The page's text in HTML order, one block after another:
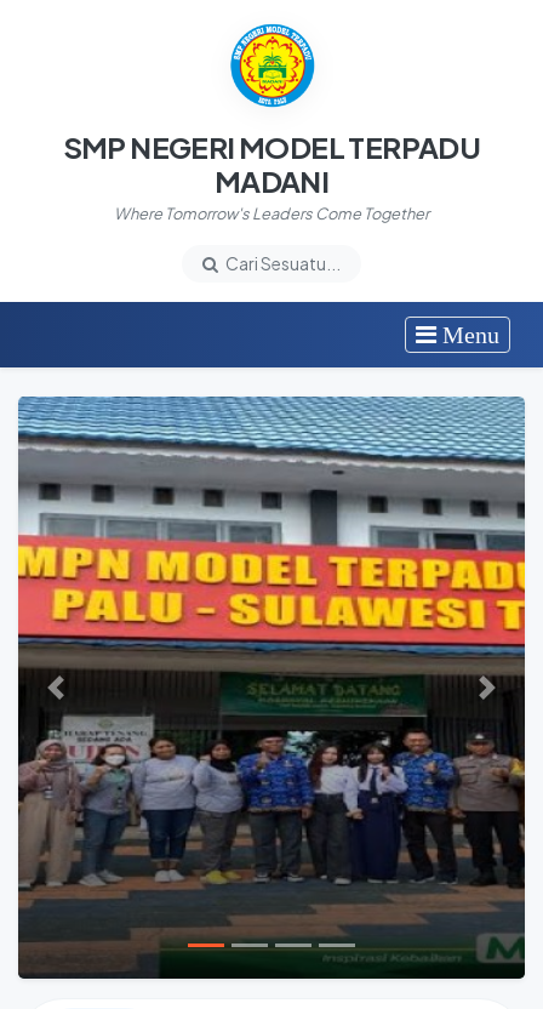
SMP NEGERI MODEL TERPADU
MADANI
Where Tomorrow's Leaders Come Together
Cari Sesuatu...
Menu
Previous Next